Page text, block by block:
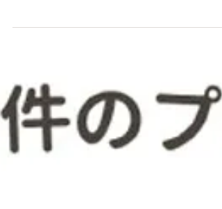
なぜ私は、このお片付けを急がなかったのか。
【急がないシリーズ①】2026.7.1(水) みなさん、こんに
は！！ 高齢者住環境アドバイザーの #みやたかみちよ で
す。 高齢者の方とそのご家族の「これからの暮らし方」
考える、 お片付け＆おそうじのプロです。 私は「住環境